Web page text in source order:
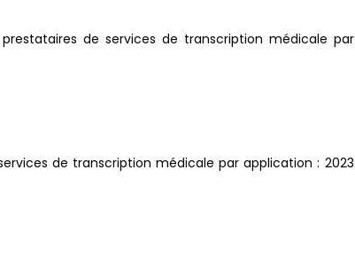
de services de transcription médicale par
de transcription médicale par application : 2023